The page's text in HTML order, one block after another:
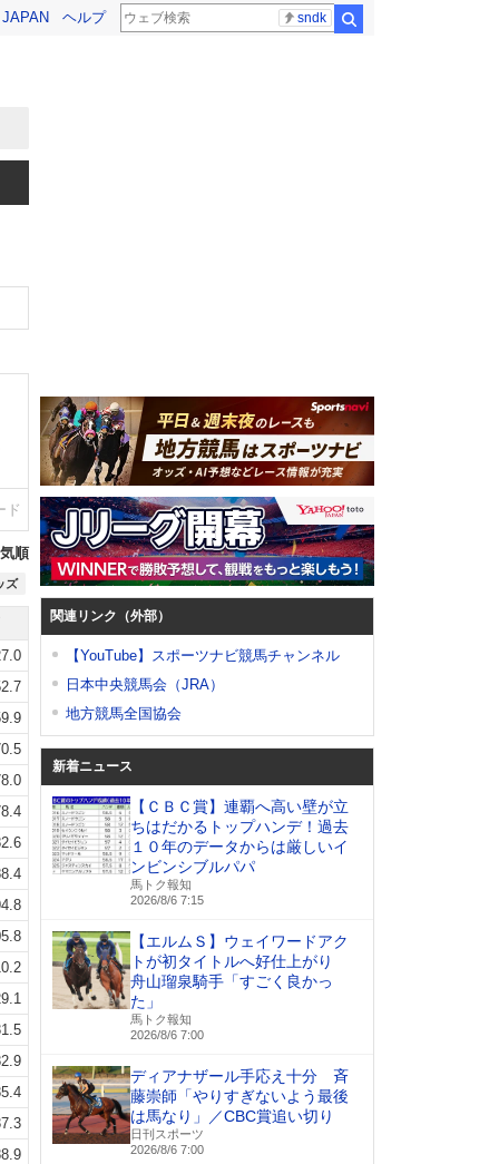
ヘルプ sndk
ド
順
ズ
関連リンク（外部）
【YouTube】スポーツナビ競馬チャンネル
日本中央競馬会（JRA）
地方競馬全国協会
新着ニュース
【ＣＢＣ賞】連覇へ高い壁が立
ちはだかるトップハンデ！過去
１０年のデータからは厳しいイ
ンビンシブルパパ
馬トク報知
2026/8/6 7:15
【エルムＳ】ウェイワードアク
トが初タイトルへ好仕上がり
舟山瑠泉騎手「すごく良かっ
た」
馬トク報知
2026/8/6 7:00
ディアナザール手応え十分 斉
藤崇師「やりすぎないよう最後
は馬なり」／CBC賞追い切り
日刊スポーツ
2026/8/6 7:00